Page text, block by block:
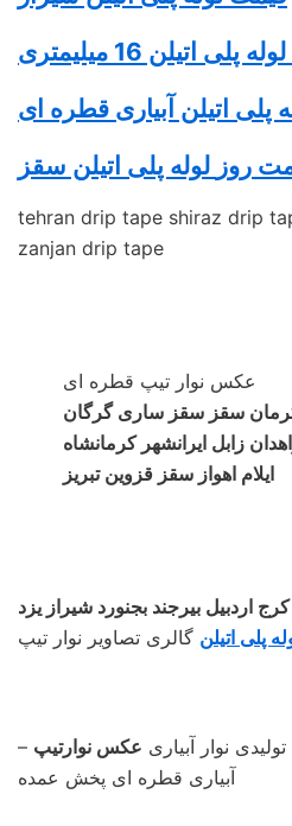
لوله پلی اتیلن 16 میلیمتری
اتیلن آبیاری قطره ای
روز لوله پلی اتیلن سقز
tehran drip tape shiraz drip
zanjan drip tape
عکس نوار تیپ قطره ای
سقز سقز ساری گرگان
زابل ایرانشهر کرمانشاه
ایلام اهواز سقز قزوین تبریز
اردبیل بیرجند بجنورد شیراز یزد
پلی اتیلن گالری تصاویر نوار تیپ
عکس نوارتیپ
آبیاری قطره ای پخش عمده